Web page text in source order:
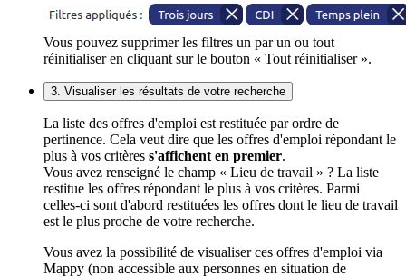
Vous pouvez supprimer les filtres un par un ou tout
réinitialiser en cliquant sur le bouton « Tout réinitialiser ».
3. Visualiser les résultats de votre recherche
La liste des offres d'emploi est restituée par ordre de
pertinence. Cela veut dire que les offres d'emploi répondant le
plus à vos critères s'affichent en premier.
Vous avez renseigné le champ « Lieu de travail » ? La liste
restitue les offres répondant le plus à vos critères. Parmi
celles-ci sont d'abord restituées les offres dont le lieu de travail
est le plus proche de votre recherche.
Vous avez la possibilité de visualiser ces offres d'emploi via
Mappy (non accessible aux personnes en situation de